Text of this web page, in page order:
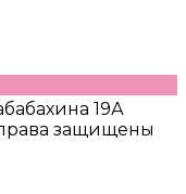
19А
защищены